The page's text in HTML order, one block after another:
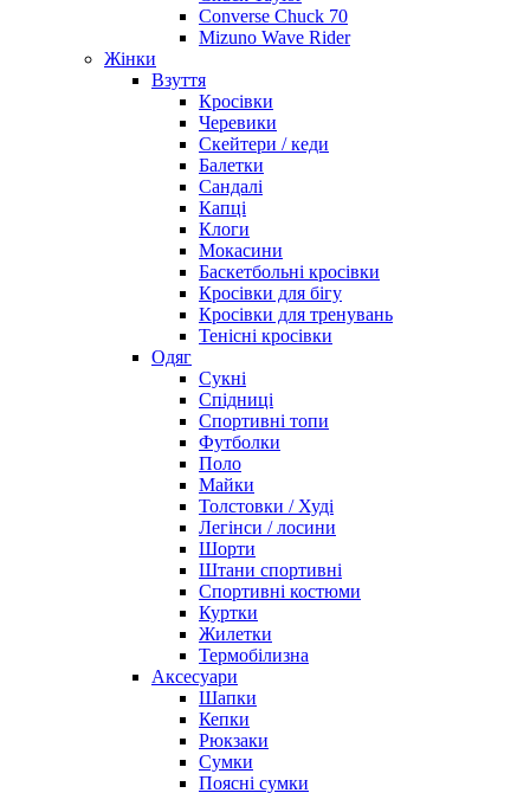
Converse Chuck 70
Mizuno Wave Rider
Жінки
Взуття
Кросівки
Черевики
Скейтери / кеди
Балетки
Сандалі
Капці
Клоги
Мокасини
Баскетбольні кросівки
Кросівки для бігу
Кросівки для тренувань
Тенісні кросівки
Одяг
Сукні
Спідниці
Спортивні топи
Футболки
Поло
Майки
Толстовки / Худі
Легінси / лосини
Шорти
Штани спортивні
Спортивні костюми
Куртки
Жилетки
Термобілизна
Аксесуари
Шапки
Кепки
Рюкзаки
Сумки
Поясні сумки